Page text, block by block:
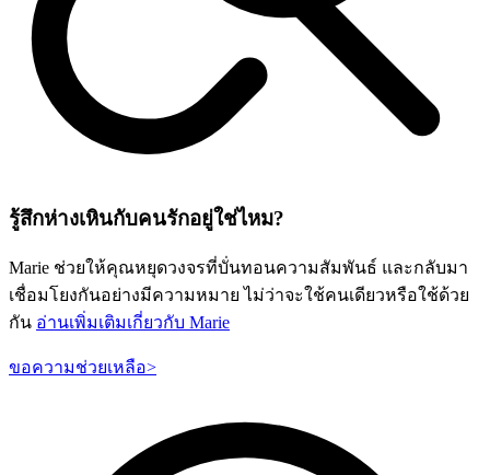
รู้สึกห่างเหินกับคนรักอยู่ใช่ไหม?
Marie ช่วยให้คุณหยุดวงจรที่บั่นทอนความสัมพันธ์ และกลับมา
เชื่อมโยงกันอย่างมีความหมาย ไม่ว่าจะใช้คนเดียวหรือใช้ด้วย
กัน อ่านเพิ่มเติมเกี่ยวกับ Marie
ขอความช่วยเหลือ>